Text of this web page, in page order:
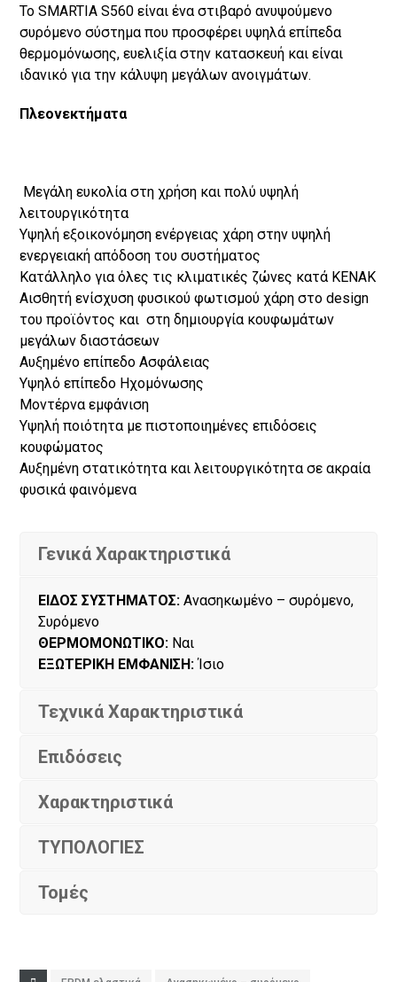
Το SMARTIA S560 είναι ένα στιβαρό ανυψούµενο
συρόµενο σύστηµα που προσφέρει υψηλά επίπεδα
θερµοµόνωσης, ευελιξία στην κατασκευή και είναι
ιδανικό για την κάλυψη µεγάλων ανοιγµάτων.
Πλεονεκτήματα
Μεγάλη ευκολία στη χρήση και πολύ υψηλή
λειτουργικότητα
Υψηλή εξοικονόμηση ενέργειας χάρη στην υψηλή
ενεργειακή απόδοση του συστήματος
Κατάλληλο για όλες τις κλιματικές ζώνες κατά ΚΕΝΑΚ
Αισθητή ενίσχυση φυσικού φωτισμού χάρη στο design
του προϊόντος και στη δημιουργία κουφωμάτων
μεγάλων διαστάσεων
Αυξημένo επίπεδο Ασφάλειας
Υψηλό επίπεδο Ηχομόνωσης
Μοντέρνα εμφάνιση
Υψηλή ποιότητα με πιστοποιημένες επιδόσεις
κουφώματος
Αυξημένη στατικότητα και λειτουργικότητα σε ακραία
φυσικά φαινόμενα
Γενικά Χαρακτηριστικά
ΕΙΔΟΣ ΣΥΣΤΗΜΑΤΟΣ: Ανασηκωμένο – συρόμενο,
Συρόμενο
ΘΕΡΜΟΜΟΝΩΤΙΚΟ: Ναι
ΕΞΩΤΕΡΙΚΗ ΕΜΦΑΝΙΣΗ:Ίσιο
Τεχνικά Χαρακτηριστικά
Επιδόσεις
Χαρακτηριστικά
ΤΥΠΟΛΟΓΙΕΣ
Τομές